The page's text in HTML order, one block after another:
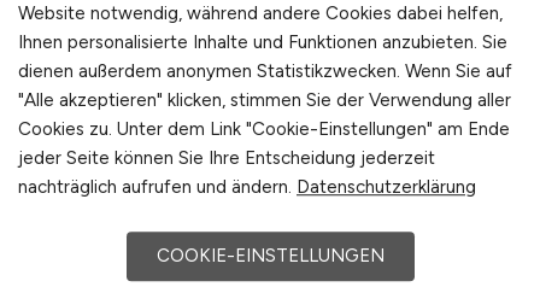
Elektroniker als Haustechniker
(m/w/d)
Website notwendig, während andere Cookies dabei helfen,
Ihnen personalisierte Inhalte und Funktionen anzubieten. Sie
dienen außerdem anonymen Statistikzwecken. Wenn Sie auf
"Alle akzeptieren" klicken, stimmen Sie der Verwendung aller
Cookies zu. Unter dem Link "Cookie-Einstellungen" am Ende
jeder Seite können Sie Ihre Entscheidung jederzeit
nachträglich aufrufen und ändern. Datenschutzerklärung
COOKIE-EINSTELLUNGEN